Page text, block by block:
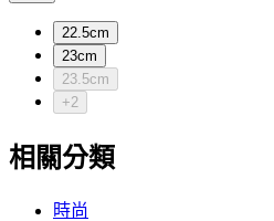
22.5cm
23cm
23.5cm
+2
相關分類
時尚